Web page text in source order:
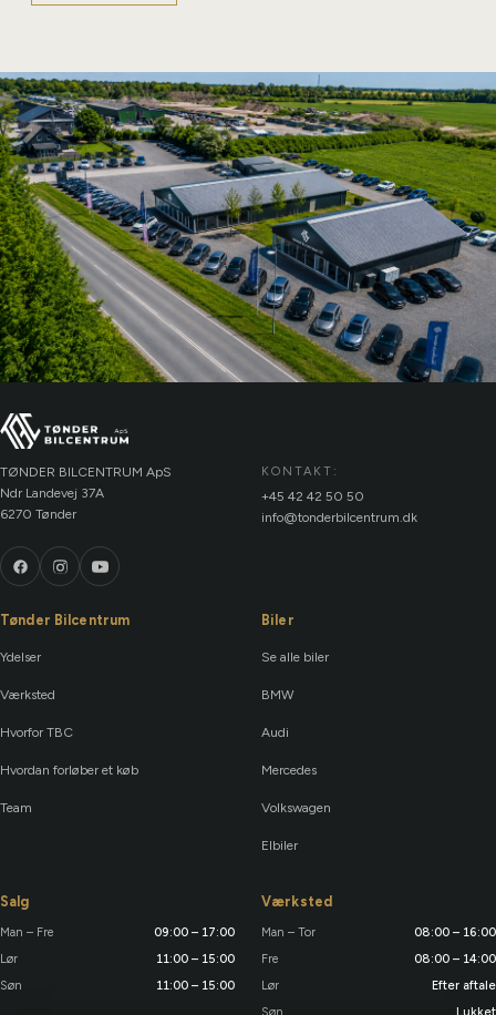
TØNDER BILCENTRUM ApS
Ndr Landevej 37A
6270 Tønder
KONTAKT:
+45 42 42 50 50
info@tonderbilcentrum.dk
Tønder Bilcentrum
Ydelser
Værksted
Hvorfor TBC
Hvordan forløber et køb
Team
Biler
Se alle biler
BMW
Audi
Mercedes
Volkswagen
Elbiler
Salg
Man – Fre
09:00 – 17:00
Lør
11:00 – 15:00
Søn
11:00 – 15:00
Værksted
Man – Tor
08:00 – 16:00
Fre
08:00 – 14:00
Lør
Efter aftale